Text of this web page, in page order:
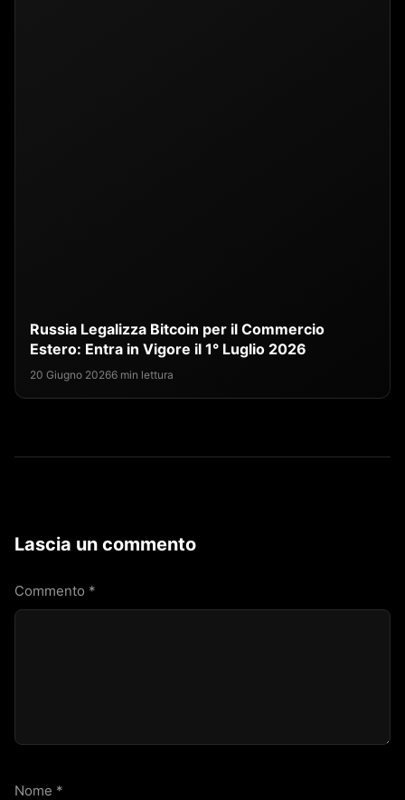
Russia Legalizza Bitcoin per il Commercio
Estero: Entra in Vigore il 1° Luglio 2026
20 Giugno 20266 min lettura
Lascia un commento
Commento *
Nome *